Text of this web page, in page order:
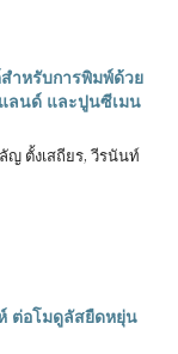
ำหรับการพิมพ์ด้วย
ลนด์ และปูนซีเมน
ตั้งเสถียร, วีรนันท์
ห์ ต่อโมดูลัสยืดหยุ่น